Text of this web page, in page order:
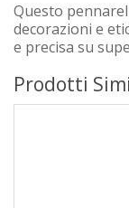
Questo
decorazioni e
e precisa su
Prodotti